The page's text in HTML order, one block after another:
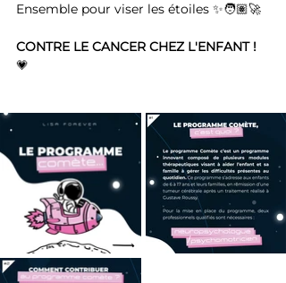
Ensemble pour viser les étoiles ✨🧑🏽‍🚀
CONTRE LE CANCER CHEZ L'ENFANT !
💗